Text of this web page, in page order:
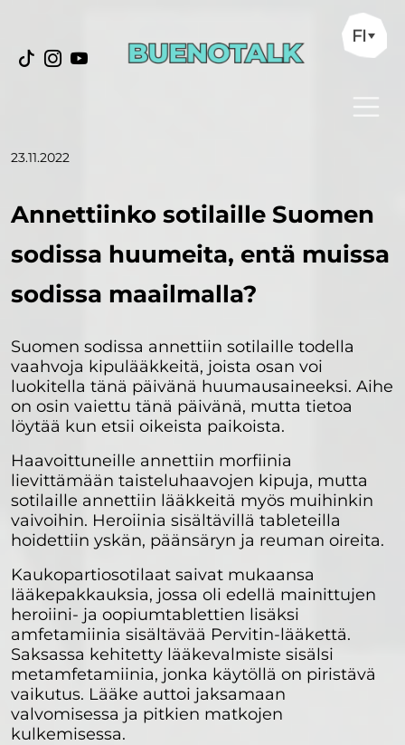
FI
23.11.2022
Annettiinko sotilaille Suomen
sodissa huumeita, entä muissa
sodissa maailmalla?
Suomen sodissa annettiin sotilaille todella
vaahvoja kipulääkkeitä, joista osan voi
luokitella tänä päivänä huumausaineeksi. Aihe
on osin vaiettu tänä päivänä, mutta tietoa
löytää kun etsii oikeista paikoista.
Haavoittuneille annettiin morfiinia
lievittämään taisteluhaavojen kipuja, mutta
sotilaille annettiin lääkkeitä myös muihinkin
vaivoihin. Heroiinia sisältävillä tableteilla
hoidettiin yskän, päänsäryn ja reuman oireita.
Kaukopartiosotilaat saivat mukaansa
lääkepakkauksia, jossa oli edellä mainittujen
heroiini- ja oopiumtablettien lisäksi
amfetamiinia sisältävää Pervitin-lääkettä.
Saksassa kehitetty lääkevalmiste sisälsi
metamfetamiinia, jonka käytöllä on piristävä
vaikutus. Lääke auttoi jaksamaan
valvomisessa ja pitkien matkojen
kulkemisessa.